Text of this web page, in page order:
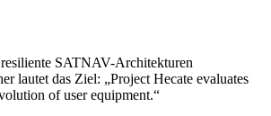
SATNAV-Architekturen
lautet das Ziel: „Project Hecate evaluates
of user equipment.“